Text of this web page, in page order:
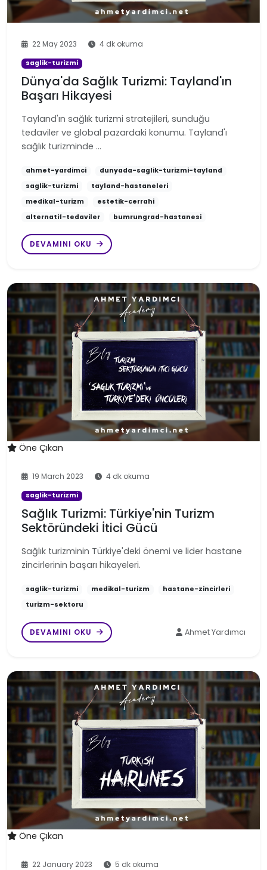
22 May 2023 4 dk okuma
saglik-turizmi
Dünya'da Sağlık Turizmi: Tayland'ın
Başarı Hikayesi
Tayland'ın sağlık turizmi stratejileri, sunduğu
tedaviler ve global pazardaki konumu. Tayland'ı
sağlık turizminde …
ahmet-yardimci
dunyada-saglik-turizmi-tayland
saglik-turizmi
tayland-hastaneleri
medikal-turizm
estetik-cerrahi
alternatif-tedaviler
bumrungrad-hastanesi
DEVAMINI OKU
Öne Çıkan
19 March 2023 4 dk okuma
saglik-turizmi
Sağlık Turizmi: Türkiye'nin Turizm
Sektöründeki İtici Gücü
Sağlık turizminin Türkiye'deki önemi ve lider hastane
zincirlerinin başarı hikayeleri.
saglik-turizmi medikal-turizm
hastane-zincirleri
turizm-sektoru
DEVAMINI OKU Ahmet Yardımcı
Öne Çıkan
22 January 2023 5 dk okuma